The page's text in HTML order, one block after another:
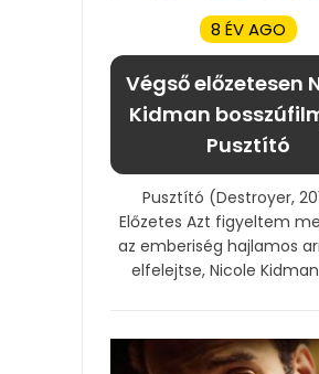
8 ÉV AGO
Végső előzetesen
Kidman
Pusztító
Pusztító (Destroyer,
Előzetes Azt figyeltem
az emberiség hajlamos
elfelejtse, Nicole